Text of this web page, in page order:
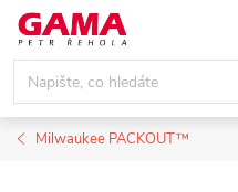
Přejít
obsah
Milwaukee PACKOUT™